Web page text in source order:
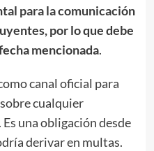
para la comunicación
por lo que debe
mencionada.
canal oficial para
cualquier
una obligación desde
derivar en multas.